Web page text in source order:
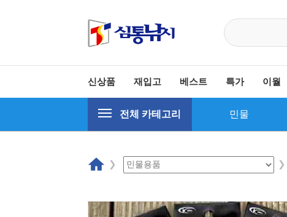
신상품 재입고 베스트 특가 이월
전체 카테고리 민물
홈